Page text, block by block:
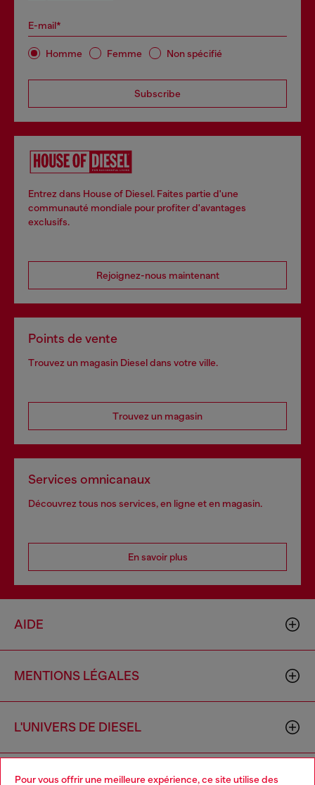
Pour vous offrir une meilleure expérience, ce site utilise des
E-mail*
Homme Femme Non spécifié
Subscribe
Entrez dans House of Diesel. Faites partie d'une
communauté mondiale pour profiter d'avantages
exclusifs.
Rejoignez-nous maintenant
Points de vente
Trouvez un magasin Diesel dans votre ville.
Trouvez un magasin
Services omnicanaux
Découvrez tous nos services, en ligne et en magasin.
En savoir plus
AIDE
MENTIONS LÉGALES
L'UNIVERS DE DIESEL
CORPORATE